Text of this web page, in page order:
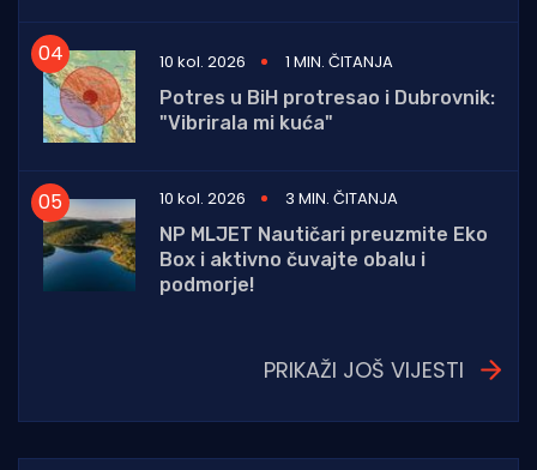
10 kol. 2026
1 MIN. ČITANJA
Potres u BiH protresao i Dubrovnik:
"Vibrirala mi kuća"
10 kol. 2026
3 MIN. ČITANJA
NP MLJET Nautičari preuzmite Eko
Box i aktivno čuvajte obalu i
podmorje!
PRIKAŽI JOŠ VIJESTI